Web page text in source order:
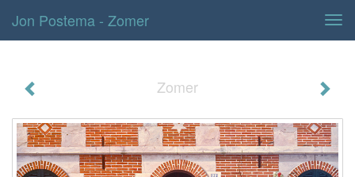
Jon Postema - Zomer
Zomer